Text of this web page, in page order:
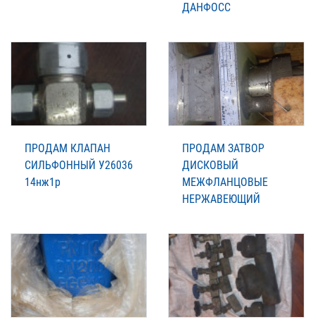
ДАНФОСС
ПРОДАМ КЛАПАН
СИЛЬФОННЫЙ У26036
14нж1р
ПРОДАМ ЗАТВОР
ДИСКОВЫЙ
МЕЖФЛАНЦОВЫЕ
НЕРЖАВЕЮЩИЙ